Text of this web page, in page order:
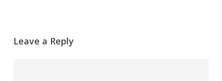
Leave a Reply